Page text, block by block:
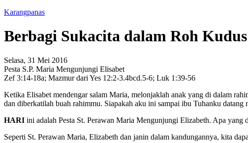
Karangpanas
Berbagi Sukacita dalam Roh Kudus
Selasa, 31 Mei 2016
Pesta S.P. Maria Mengunjungi Elisabet
Zef 3:14-18a; Mazmur dari Yes 12:2-3.4bcd.5-6; Luk 1:39-56
Ketika Elisabet mendengar salam Maria, melonjaklah anak yang di dalam
dan diberkatilah buah rahimmu. Siapakah aku ini sampai ibu Tuhanku datang
HARI ini adalah Pesta St. Perawan Maria Mengunjungi Elizabeth. Apa yang
Seperti St. Perawan Maria, Elizabeth dan janin dalam kandungannya, kita